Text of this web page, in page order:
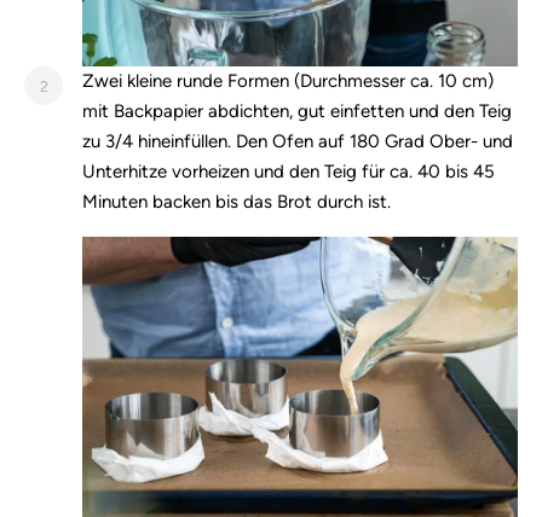
2
Zwei kleine runde Formen (Durchmesser ca. 10 cm)
mit Backpapier abdichten, gut einfetten und den Teig
zu 3/4 hineinfüllen. Den Ofen auf 180 Grad Ober- und
Unterhitze vorheizen und den Teig für ca. 40 bis 45
Minuten backen bis das Brot durch ist.